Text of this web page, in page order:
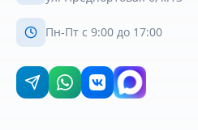
Пн-Пт с 9:00 до 17:00